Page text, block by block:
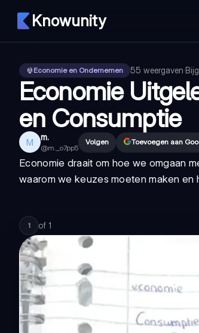
Knowunity
Economie en Ondernemen 55 weergaven·
Economie
en Consumptie
M m.
@m._o7pp5
Volgen Toevoegen aan
Economie draait om hoe we omgaan
waarom we keuzes moeten maken en
1 of 1